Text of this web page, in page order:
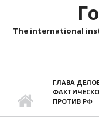
The international
ГЛАВА
ПРОТИВ РФ